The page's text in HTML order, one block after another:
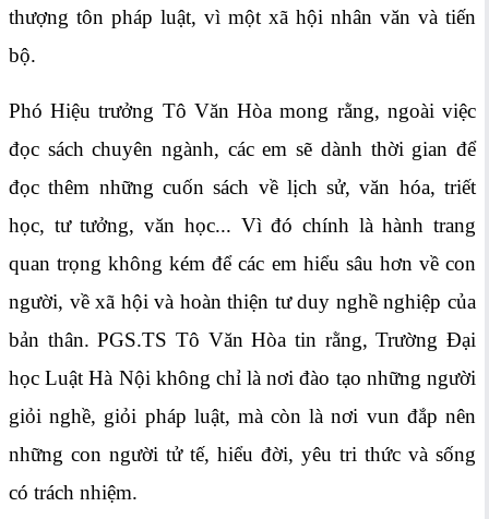
thượng tôn pháp luật, vì một xã hội nhân văn và tiến
bộ.
Phó Hiệu trưởng Tô Văn Hòa mong rằng, ngoài việc
đọc sách chuyên ngành, các em sẽ dành thời gian để
đọc thêm những cuốn sách về lịch sử, văn hóa, triết
học, tư tưởng, văn học... Vì đó chính là hành trang
quan trọng không kém để các em hiểu sâu hơn về con
người, về xã hội và hoàn thiện tư duy nghề nghiệp của
bản thân. PGS.TS Tô Văn Hòa tin rằng, Trường Đại
học Luật Hà Nội không chỉ là nơi đào tạo những người
giỏi nghề, giỏi pháp luật, mà còn là nơi vun đắp nên
những con người tử tế, hiểu đời, yêu tri thức và sống
có trách nhiệm.